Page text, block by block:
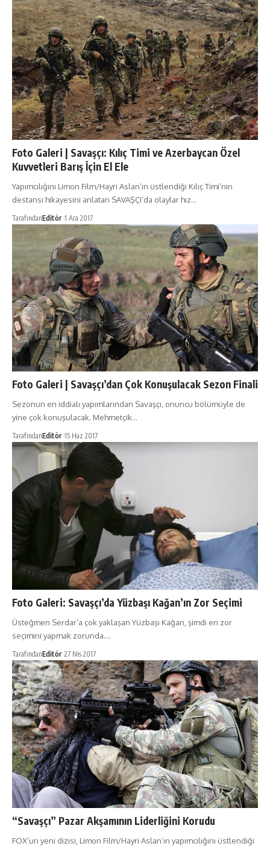
Foto Galeri | Savaşçı: Kılıç Timi ve Azerbaycan Özel
Kuvvetleri Barış İçin El Ele
Yapımcılığını Limon Film/Hayri Aslan’ın üstlendiği Kılıç Timi’nin
destansı hikayesini anlatan SAVAŞÇI’da olaylar hız…
TarafındanEditör 1 Ara 2017
Foto Galeri | Savaşçı’dan Çok Konuşulacak Sezon Finali
Sezonun en iddialı yapımlarından Savaşçı, onuncu bölümüyle de
yine çok konuşulacak. Mehmetçik…
TarafındanEditör 15 Haz 2017
Foto Galeri: Savaşçı’da Yüzbaşı Kağan’ın Zor Seçimi
Üsteğmen Serdar’a çok yaklaşan Yüzbaşı Kağan, şimdi en zor
seçimini yapmak zorunda.…
TarafındanEditör 27 Nis 2017
“Savaşçı” Pazar Akşamının Liderliğini Korudu
FOX’un yeni dizisi, Limon Film/Hayri Aslan’ın yapımcılığını üstlendiği